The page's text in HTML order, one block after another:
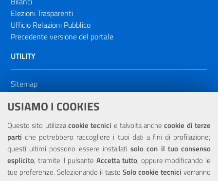
USIAMO I COOKIES
Questo sito utilizzacookie tecnici e talvolta anchecookie di terze
parti che potrebbero raccogliere i tuoi dati a fini di profilazione;
questi ultimi possono essere installatisolo con il tuo consenso
esplicito, tramite il pulsante Accetta tutto, oppure modificando le
tue preferenze. Selezionando il tasto Solo cookie tecnici verranno
Elezioni Trasparenti
Ufficio Relazioni Pubblico
Precedente versione del portale
UTILITY
Sitemap
Dichiarazione di accessibilità
NOTE LEGALI
Privacy